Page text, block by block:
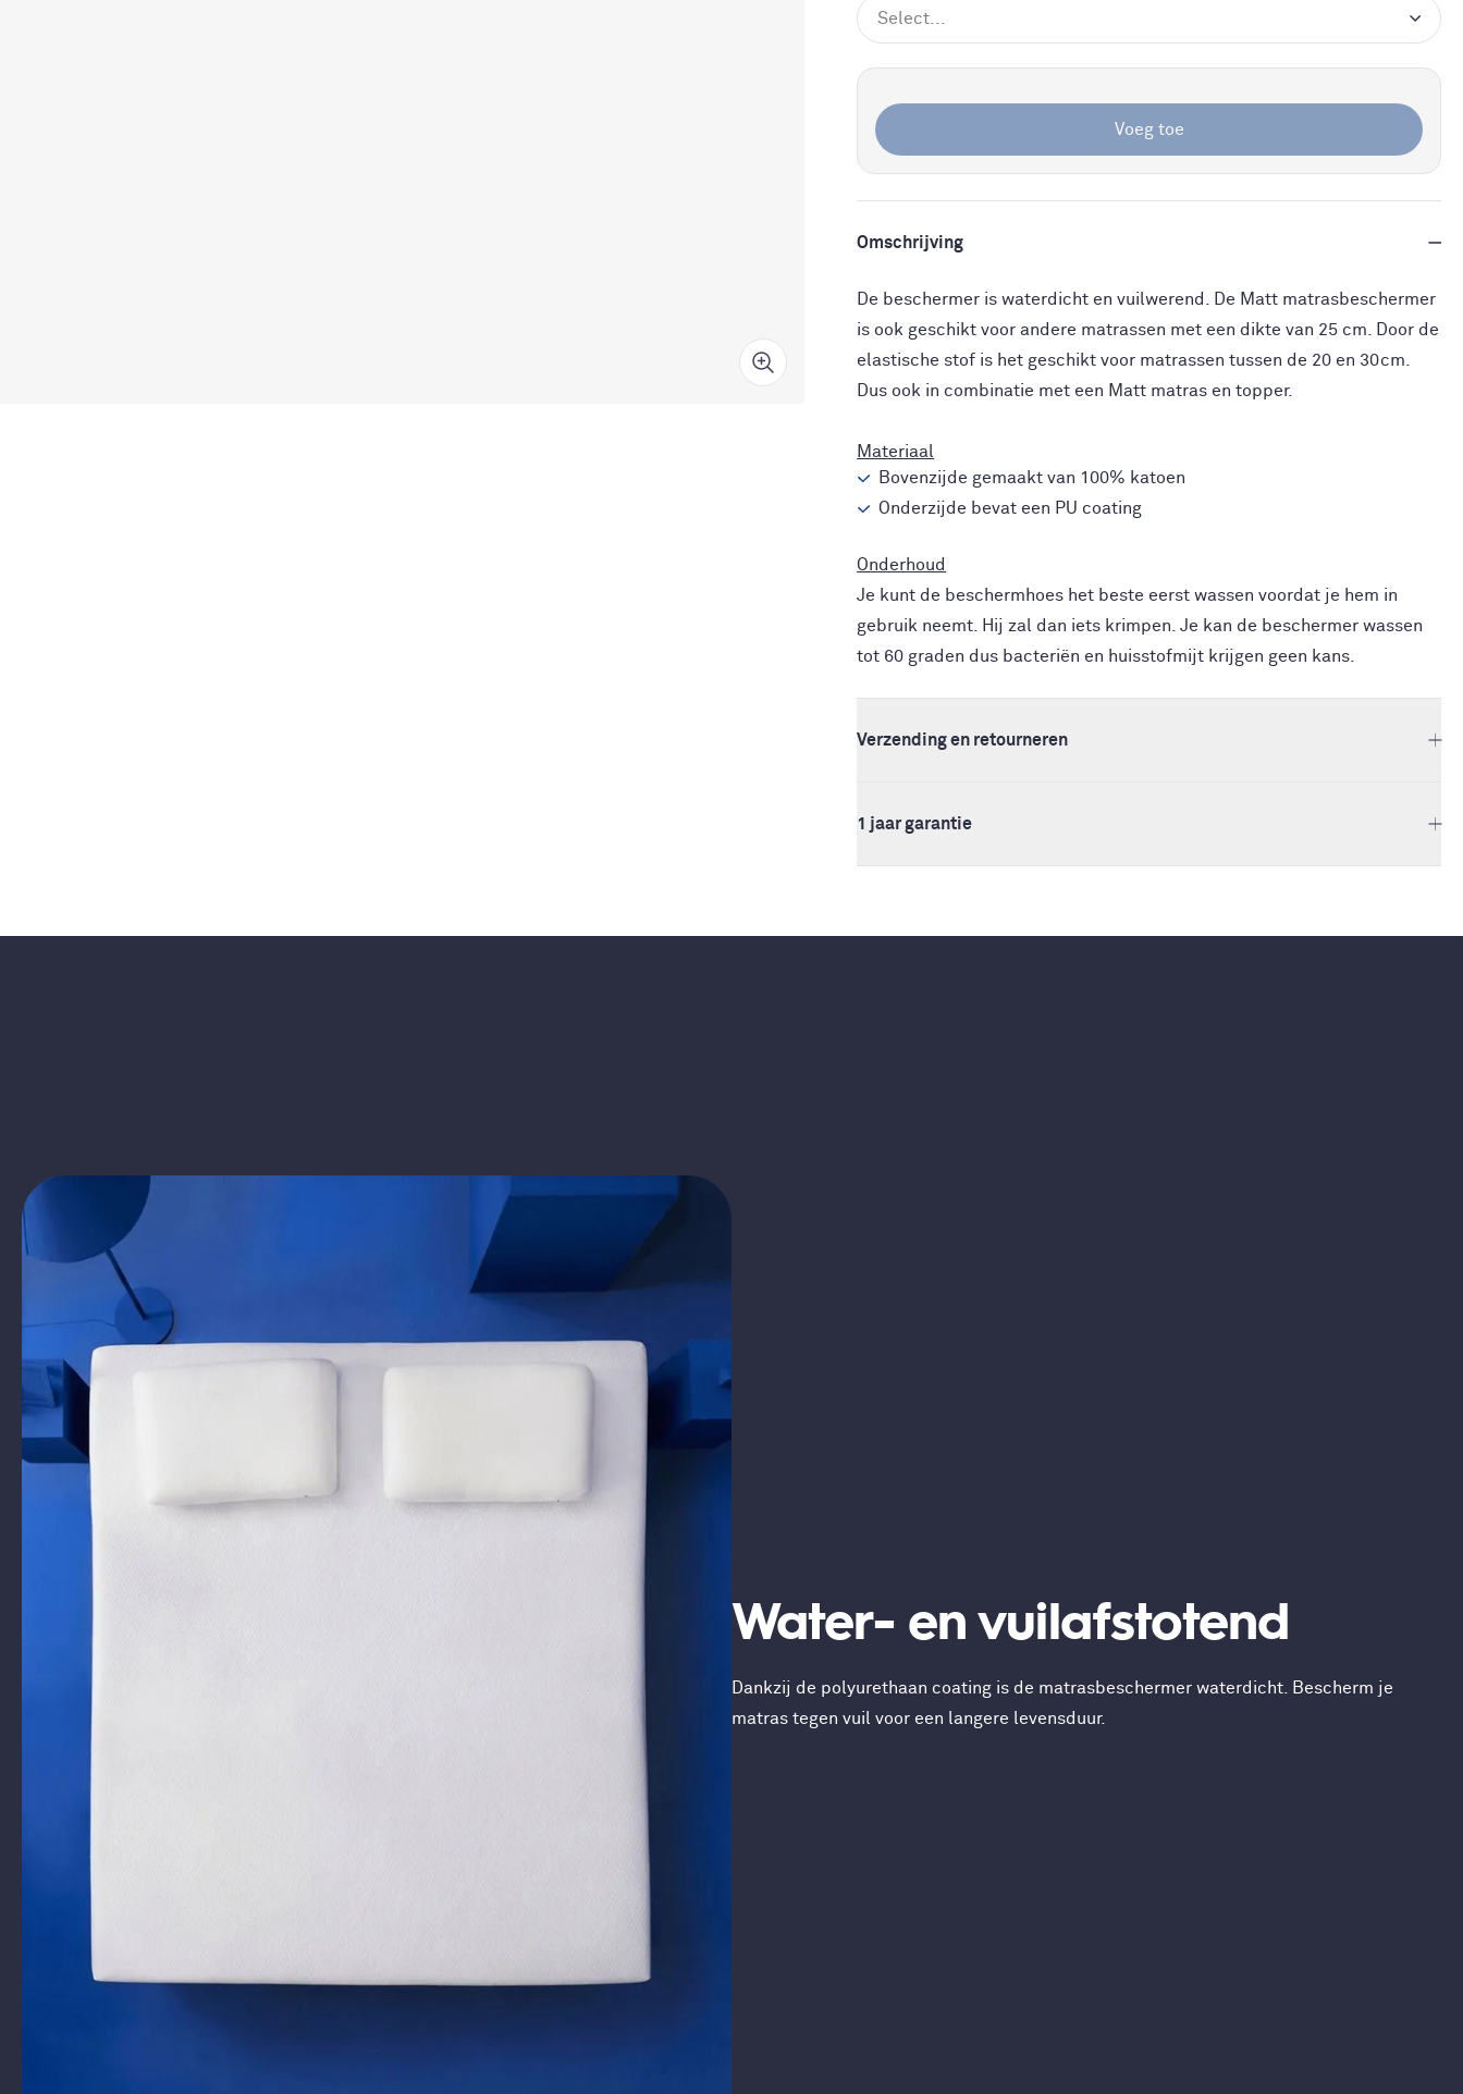
Select...
Voeg toe
Omschrijving
De beschermer is waterdicht en vuilwerend. De Matt matrasbeschermer
is ook geschikt voor andere matrassen met een dikte van 25 cm. Door de
elastische stof is het geschikt voor matrassen tussen de 20 en 30cm.
Dus ook in combinatie met een Matt matras en topper.
Materiaal
Bovenzijde gemaakt van 100% katoen
Onderzijde bevat een PU coating
Onderhoud
Je kunt de beschermhoes het beste eerst wassen voordat je hem in
gebruik neemt. Hij zal dan iets krimpen. Je kan de beschermer wassen
tot 60 graden dus bacteriën en huisstofmijt krijgen geen kans.
Verzending en retourneren
1 jaar garantie
Water- en vuilafstotend
Dankzij de polyurethaan coating is de matrasbeschermer waterdicht. Bescherm je
matras tegen vuil voor een langere levensduur.